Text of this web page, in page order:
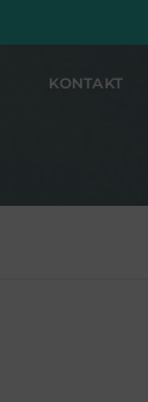
KONTAKT